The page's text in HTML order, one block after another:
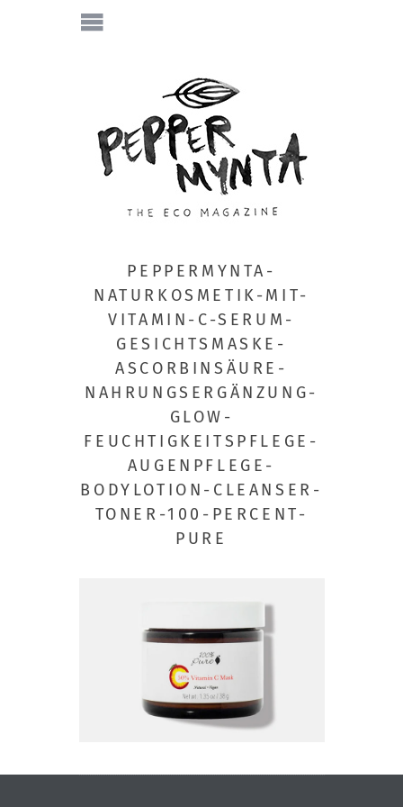
PEPPERMYNTA-
NATURKOSMETIK-MIT-
VITAMIN-C-SERUM-
GESICHTSMASKE-
ASCORBINSÄURE-
NAHRUNGSERGÄNZUNG-
GLOW-
FEUCHTIGKEITSPFLEGE-
AUGENPFLEGE-
BODYLOTION-CLEANSER-
TONER-100-PERCENT-
PURE